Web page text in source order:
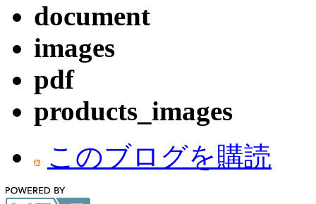
document
images
pdf
products_images
このブログを購読